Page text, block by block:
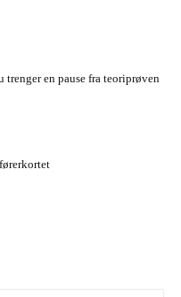
en pause fra teoriprøven